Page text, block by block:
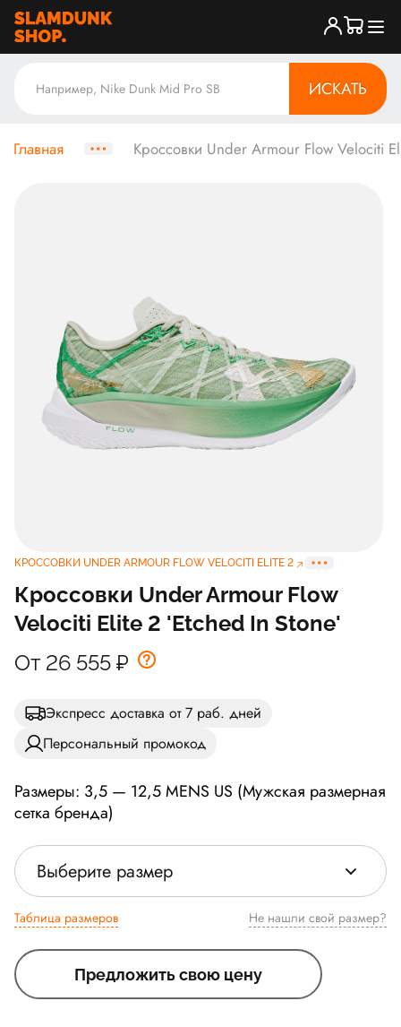
ИСКАТЬ
Главная Кроссовки Under Armour Flow Velociti
КРОССОВКИ UNDER ARMOUR FLOW VELOCITI ELITE 2
Кроссовки Under Armour Flow
Velociti Elite 2 'Etched In Stone'
От 26 555 ₽
Экспресс доставка от 7 раб. дней
Персональный промокод
Размеры: 3,5 — 12,5 MENS US (Мужская размерная
сетка бренда)
Выберите размер
Таблица размеров Не нашли свой размер?
Предложить свою цену